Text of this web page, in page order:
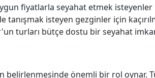
uygun fiyatlarla seyahat etmek
isteyen gezginler için
turları bütçe dostu bir seyahat
belirlenmesinde önemli bir rol oynar.